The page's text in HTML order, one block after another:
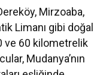
Mirzoaba,
Limanı gibi doğal
ve 60 kilometrelik
Mudanya’nın